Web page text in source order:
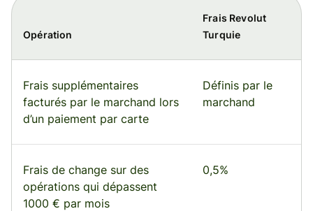
Opération
Frais Revolut
Turquie
Frais supplémentaires
facturés par le marchand lors
d’un paiement par carte
Définis par le
marchand
Frais de change sur des
opérations qui dépassent
1000 € par mois
0,5%